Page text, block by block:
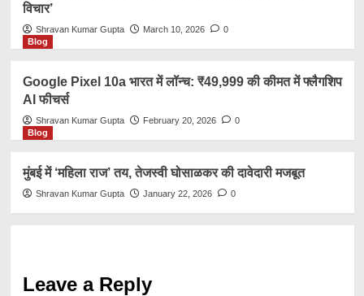
विचार’
Shravan Kumar Gupta March 10, 2026
0
Blog
Google Pixel 10a भारत में लॉन्च: ₹49,999 की कीमत में फ्लैगशिप
AI फीचर्स
Shravan Kumar Gupta February 20, 2026
0
Blog
मुंबई में ‘महिला राज’ तय, तेजस्वी घोसाळकर की दावेदारी मजबूत
Shravan Kumar Gupta January 22, 2026 0
Leave a Reply